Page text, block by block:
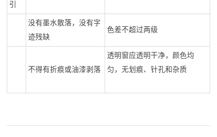
引
没有墨水散落，没有字
迹残缺
色差不超过两级
不得有折痕或油漆剥落
透明窗应透明干净，颜色均
匀，无划痕、针孔和杂质